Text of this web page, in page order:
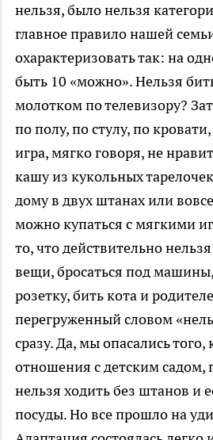
нельзя, было нельзя
главное правило нашей
охарактеризовать так: на
быть 10 «можно». Нельзя
молотком по телевизору?
по полу, по стулу, по
игра, мягко говоря, не
кашу из кукольных
дому в двух штанах или
можно купаться с мягкими
то, что действительно
вещи, бросаться под
розетку, бить кота и
перегруженный словом
сразу. Да, мы опасались того,
отношения с детским садом,
нельзя ходить без штанов и
посуды. Но все прошло на